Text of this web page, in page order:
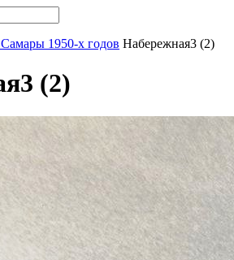
1950-х годов Набережная3 (2)
(2)